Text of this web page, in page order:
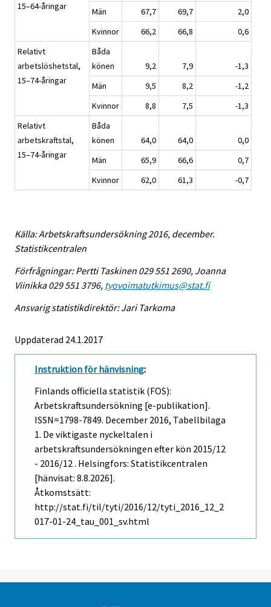
15–64-åringar
Män
67,7 69,7
2,0
Kvinnor
66,2 66,8
0,6
Relativt
arbetslöshetstal,
15–74-åringar
Båda
könen
9,2 7,9
-1,3
Män
9,5 8,2
-1,2
Kvinnor
8,8 7,5
-1,3
Relativt
arbetskraftstal,
15–74-åringar
Båda
könen
64,0 64,0
0,0
Män
65,9 66,6
0,7
Kvinnor
62,0 61,3 -0,7
Källa: Arbetskraftsundersökning 2016, december.
Statistikcentralen
Förfrågningar: Pertti Taskinen 029 551 2690, Joanna
Viinikka 029 551 3796, tyovoimatutkimus@stat.fi
Ansvarig statistikdirektör: Jari Tarkoma
Uppdaterad 24.1.2017
Instruktion för hänvisning:
Finlands officiella statistik (FOS):
Arbetskraftsundersökning [e-publikation].
ISSN=1798-7849. December 2016, Tabellbilaga
1. De viktigaste nyckeltalen i
arbetskraftsundersökningen efter kön 2015/12
- 2016/12 . Helsingfors: Statistikcentralen
[hänvisat: 8.8.2026].
Åtkomstsätt:
http://stat.fi/til/tyti/2016/12/tyti_2016_12_2
017-01-24_tau_001_sv.html